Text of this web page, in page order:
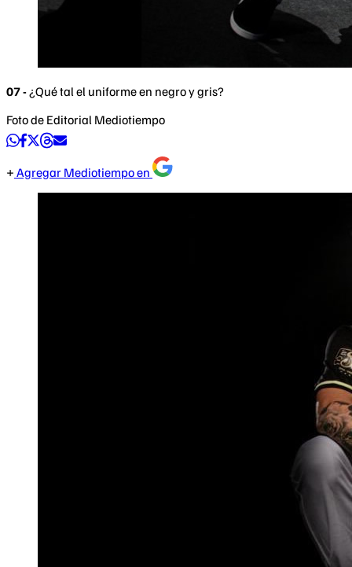
07 -¿Qué tal el uniforme en negro y gris?
Foto de Editorial Mediotiempo
Agregar Mediotiempo en